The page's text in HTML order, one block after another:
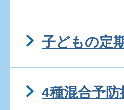
子どもの定
4種混合予防